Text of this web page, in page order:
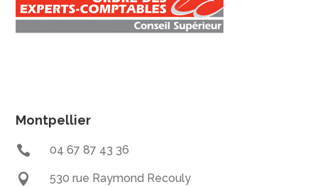
Montpellier
 04 67 87 43 36

530 rue Raymond Recouly